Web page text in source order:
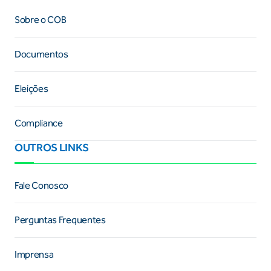
Sobre o COB
Documentos
Eleições
Compliance
OUTROS LINKS
Fale Conosco
Perguntas Frequentes
Imprensa